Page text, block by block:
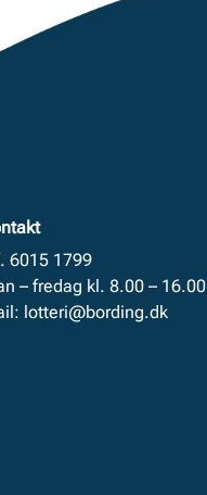
6015 1799
– fredag kl. 8.00 – 16.00
lotteri@bording.dk